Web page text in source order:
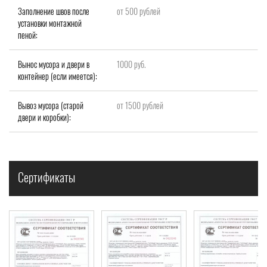
Заполнение швов после
установки монтажной
пеной:
от 500 рублей
Вынос мусора и двери в
контейнер (если имеется):
1000 руб.
Вывоз мусора (старой
двери и коробки):
от 1500 рублей
Сертификаты